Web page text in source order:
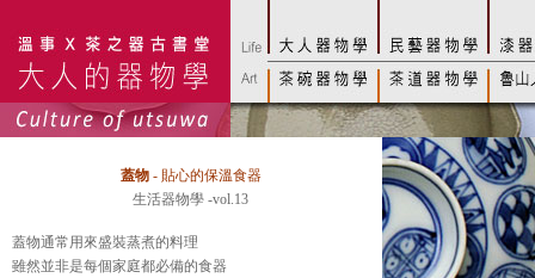
蓋物 - 貼心的保溫食器
生活器物學 -vol.13
蓋物通常用來盛裝蒸煮的料理
雖然並非是每個家庭都必備的食器